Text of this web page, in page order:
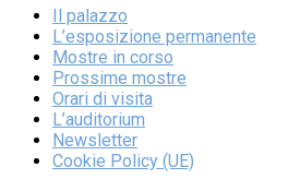
Il palazzo
L’esposizione permanente
Mostre in corso
Prossime mostre
Orari di visita
L’auditorium
Newsletter
Cookie Policy (UE)